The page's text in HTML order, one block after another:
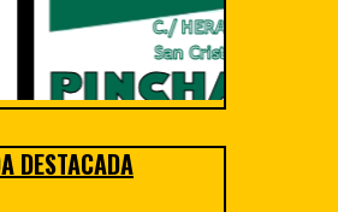
DESTACADA